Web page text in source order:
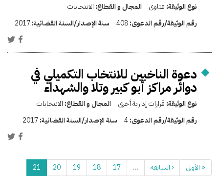
نوع الوثيقة: فتاوى المجال و القطاع: الانتخابات
رقم الوثيقة/رقم الدعوى:408 سنة الإصدار/السنة القضائية:2017
دعوة الناخبين للانتخاب التكميلي في
دوائر مراكز أبو كبير وتلا والشهداء
نوع الوثيقة: قرارات إدارية أخرى المجال و القطاع: الانتخابات
رقم الوثيقة/رقم الدعوى:4 سنة الإصدار/السنة القضائية:2017
« الأولى ‹ السابقة …
17
18
19
20
21